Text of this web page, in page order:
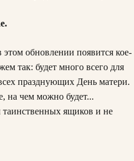
обновлении появится кое-
так: будет много всего для
празднующих День матери.
на чем можно будет...
таинственных ящиков и не